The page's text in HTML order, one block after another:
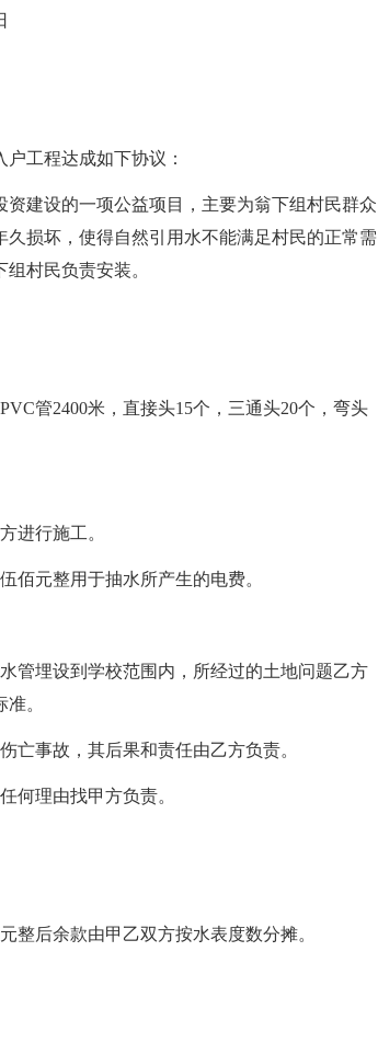
工程达成如下协议：
建设的一项公益项目，主要为翁下组村民群众
损坏，使得自然引用水不能满足村民的正常需
村民负责安装。
管2400米，直接头15个，三通头20个，弯头
进行施工。
佰元整用于抽水所产生的电费。
管埋设到学校范围内，所经过的土地问题乙方
。
亡事故，其后果和责任由乙方负责。
何理由找甲方负责。
整后余款由甲乙双方按水表度数分摊。